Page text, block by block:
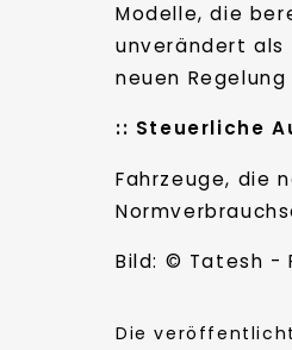
Modelle, die
unverändert als
neuen
:: Steuerliche
Fahrzeuge, die
Bild: © Tatesh -
Die